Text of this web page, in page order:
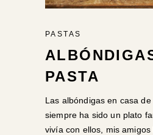
PASTAS
PASTA
Las albóndigas en casa
siempre ha sido un plato
vivía con ellos, mis